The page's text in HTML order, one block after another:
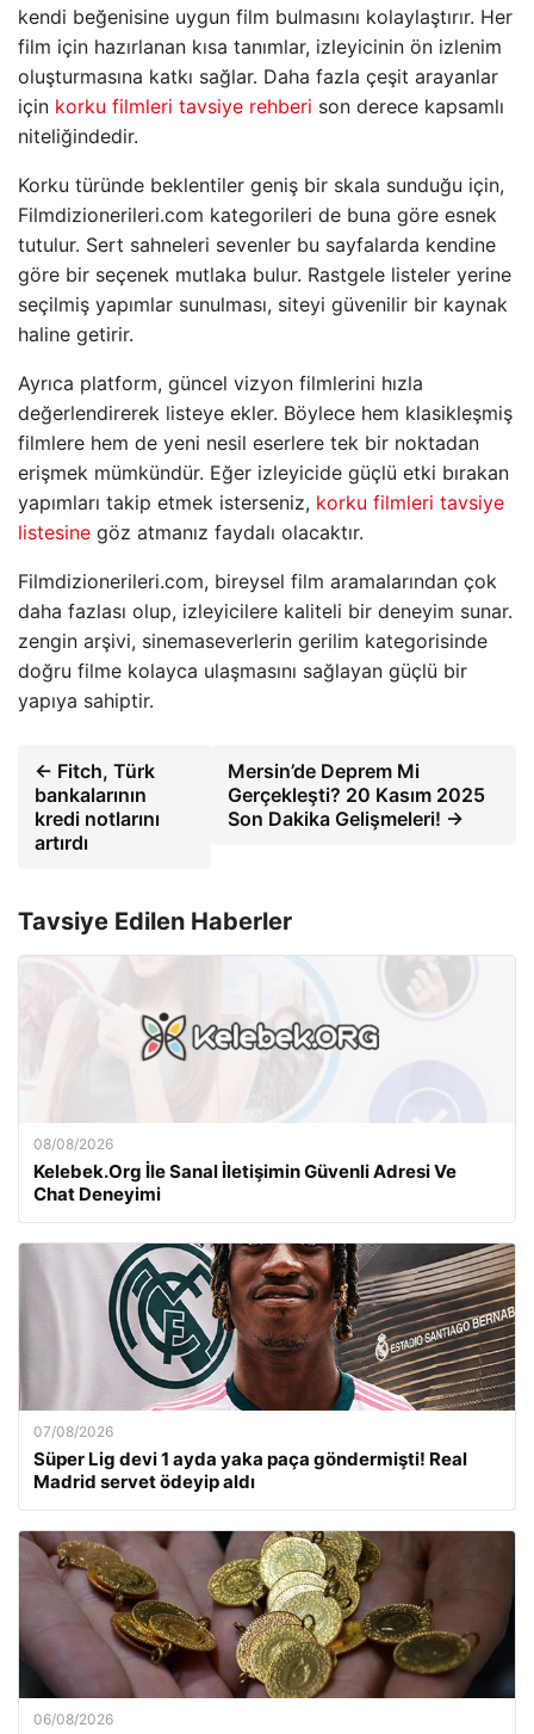
kendi beğenisine uygun film bulmasını kolaylaştırır. Her
film için hazırlanan kısa tanımlar, izleyicinin ön izlenim
oluşturmasına katkı sağlar. Daha fazla çeşit arayanlar
için korku filmleri tavsiye rehberi son derece kapsamlı
niteliğindedir.
Korku türünde beklentiler geniş bir skala sunduğu için,
Filmdizionerileri.com kategorileri de buna göre esnek
tutulur. Sert sahneleri sevenler bu sayfalarda kendine
göre bir seçenek mutlaka bulur. Rastgele listeler yerine
seçilmiş yapımlar sunulması, siteyi güvenilir bir kaynak
haline getirir.
Ayrıca platform, güncel vizyon filmlerini hızla
değerlendirerek listeye ekler. Böylece hem klasikleşmiş
filmlere hem de yeni nesil eserlere tek bir noktadan
erişmek mümkündür. Eğer izleyicide güçlü etki bırakan
yapımları takip etmek isterseniz, korku filmleri tavsiye
listesine göz atmanız faydalı olacaktır.
Filmdizionerileri.com, bireysel film aramalarından çok
daha fazlası olup, izleyicilere kaliteli bir deneyim sunar.
zengin arşivi, sinemaseverlerin gerilim kategorisinde
doğru filme kolayca ulaşmasını sağlayan güçlü bir
yapıya sahiptir.
← Fitch, Türk
bankalarının
kredi notlarını
artırdı
Mersin’de Deprem Mi
Gerçekleşti? 20 Kasım 2025
Son Dakika Gelişmeleri! →
Tavsiye Edilen Haberler
08/08/2026
Kelebek.Org İle Sanal İletişimin Güvenli Adresi Ve
Chat Deneyimi
07/08/2026
Süper Lig devi 1 ayda yaka paça göndermişti! Real
Madrid servet ödeyip aldı
06/08/2026